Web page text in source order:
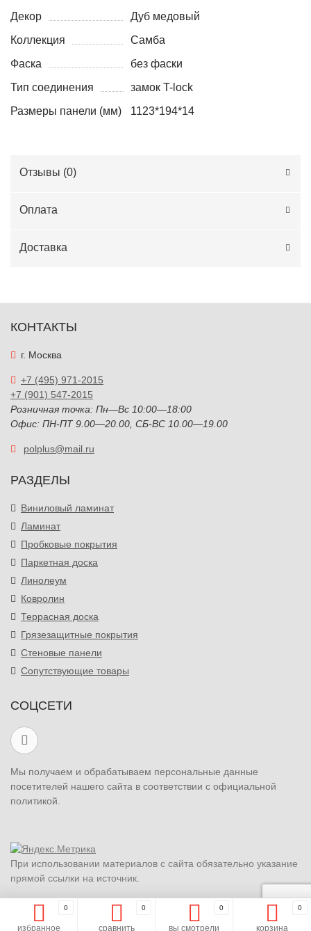
Декор
Дуб медовый
Коллекция
Самба
Фаска
без фаски
Тип соединения
замок T-lock
Размеры панели (мм)
1123*194*14
Отзывы (0)
Оплата
Доставка
КОНТАКТЫ
г. Москва
+7 (495) 971-2015
+7 (901) 547-2015
Розничная точка: Пн—Вс 10:00—18:00
Офис: ПН-ПТ 9.00—20.00, СБ-ВС 10.00—19.00
polplus@mail.ru
РАЗДЕЛЫ
Виниловый ламинат
Ламинат
Пробковые покрытия
Паркетная доска
Линолеум
Ковролин
Террасная доска
Грязезащитные покрытия
Стеновые панели
Сопутствующие товары
СОЦСЕТИ
Мы получаем и обрабатываем персональные данные
посетителей нашего сайта в соответствии с официальной
политикой.
При использовании материалов с сайта обязательно указание
прямой ссылки на источник.
0
избранное
0
сравнить
0
вы смотрели
0
корзина